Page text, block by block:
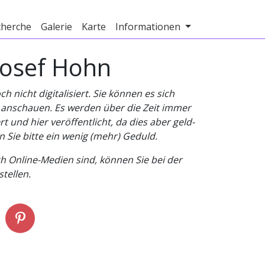
Galerie Karte Informationen
Hohn
nicht digitalisiert. Sie können es sich
Es werden über die Zeit immer
und hier veröffentlicht, da dies aber geld-
Sie bitte ein wenig (mehr) Geduld.
Online-Medien sind, können Sie bei der